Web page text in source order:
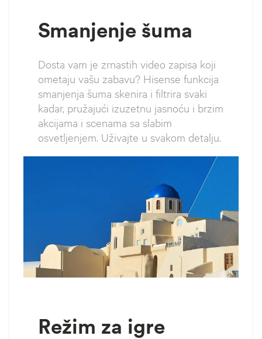
Smanjenje šuma
Dosta vam je zrnastih video zapisa koji
ometaju vašu zabavu? Hisense funkcija
smanjenja šuma skenira i filtrira svaki
kadar, pružajući izuzetnu jasnoću i brzim
akcijama i scenama sa slabim
osvetljenjem. Uživajte u svakom detalju.
Režim za igre